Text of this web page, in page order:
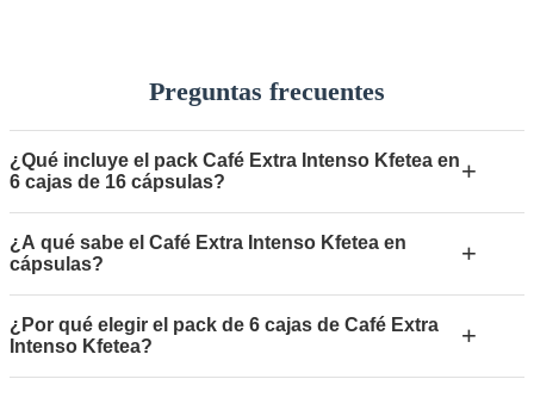
Preguntas frecuentes
¿Qué incluye el pack Café Extra Intenso Kfetea en
6 cajas de 16 cápsulas?
+
¿A qué sabe el Café Extra Intenso Kfetea en
cápsulas?
+
¿Por qué elegir el pack de 6 cajas de Café Extra
Intenso Kfetea?
+